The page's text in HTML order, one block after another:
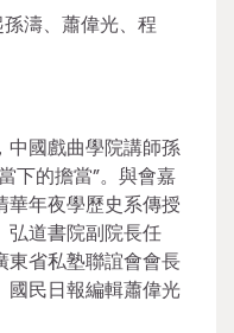
濤、蕭偉光、程
中國戲曲學院講師孫
下的擔當”。與會嘉
華年夜學歷史系傳授
弘道書院副院長任
東省私塾聯誼會會長
國民日報編輯蕭偉光